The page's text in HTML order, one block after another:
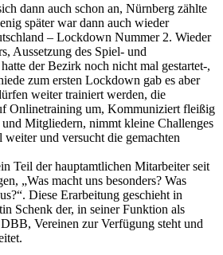
dann auch schon an, Nürnberg zählte
später war dann auch wieder
– Lockdown Nummer 2. Wieder
Aussetzung des Spiel- und
der Bezirk noch nicht mal gestartet-,
zum ersten Lockdown gab es aber
weiter trainiert werden, die
Onlinetraining um, Kommuniziert fleißig
Mitgliedern, nimmt kleine Challenges
und versucht die gemachten
Teil der hauptamtlichen Mitarbeiter seit
„Was macht uns besonders? Was
Diese Erarbeitung geschieht in
Schenk der, in seiner Funktion als
Vereinen zur Verfügung steht und